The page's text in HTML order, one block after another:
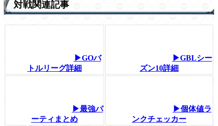
対戦関連記事
▶GOバ
トルリーグ詳細
▶GBLシー
ズン10詳細
▶最強パ
ーティまとめ
▶個体値ラ
ンクチェッカー